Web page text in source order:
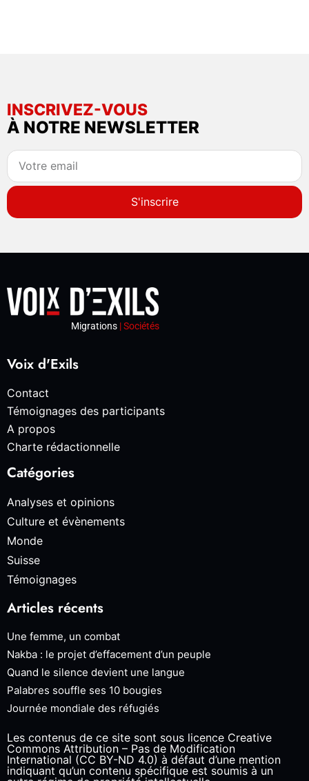
INSCRIVEZ-VOUS
À NOTRE NEWSLETTER
S'inscrire
Migrations | Sociétés
Voix d'Exils
Contact
Témoignages des participants
A propos
Charte rédactionnelle
Catégories
Analyses et opinions
Culture et évènements
Monde
Suisse
Témoignages
Articles récents
Une femme, un combat
Nakba : le projet d’effacement d’un peuple
Quand le silence devient une langue
Palabres souffle ses 10 bougies
Journée mondiale des réfugiés
Les contenus de ce site sont sous licence Creative
Commons Attribution – Pas de Modification
International (CC BY-ND 4.0) à défaut d’une mention
indiquant qu’un contenu spécifique est soumis à un